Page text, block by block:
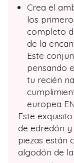
Crea el
los
completo
de la
Este
pensando
tu recién
europea
Este
de edredón
piezas están
algodón de